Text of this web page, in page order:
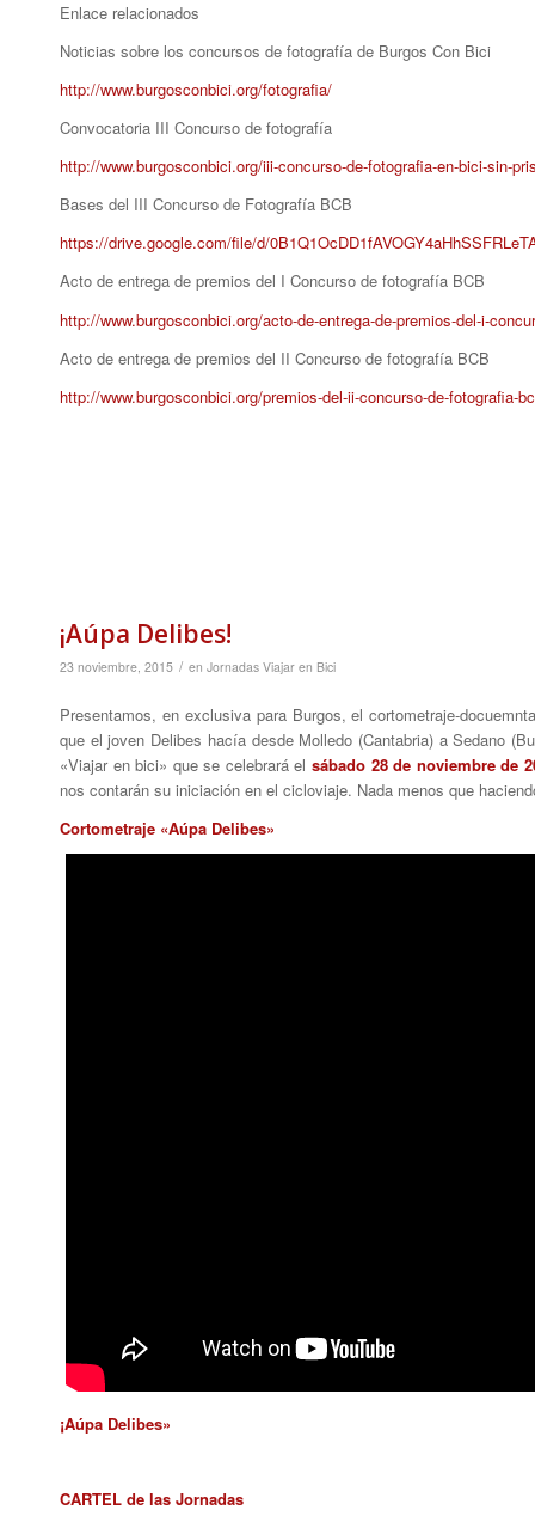
Enlace relacionados
Noticias sobre los concursos de fotografía de Burgos Con Bici
http://www.burgosconbici.org/fotografia/
Convocatoria III Concurso de fotografía
http://www.burgosconbici.org/iii-concurso-de-fotografia-en-bici-sin-
Bases del III Concurso de Fotografía BCB
https://drive.google.com/file/d/
Acto de entrega de premios del I Concurso de fotografía BCB
http://www.burgosconbici.org/acto-de-entrega-de-premios-del-i-
Acto de entrega de premios del II Concurso de fotografía BCB
http://www.burgosconbici.org/premios-del-ii-concurso-de-fotografia-
¡Aúpa Delibes!
23 noviembre, 2015 / en Jornadas Viajar en Bici
Presentamos, en exclusiva para Burgos, el cortometraje-
que el joven Delibes hacía desde Molledo (Cantabria) a Sedano
«Viajar en bici» que se celebrará el sábado 28 de noviembre de
nos contarán su iniciación en el cicloviaje. Nada menos que
Cortometraje «Aúpa Delibes»
¡Aúpa Delibes»
CARTEL de las Jornadas